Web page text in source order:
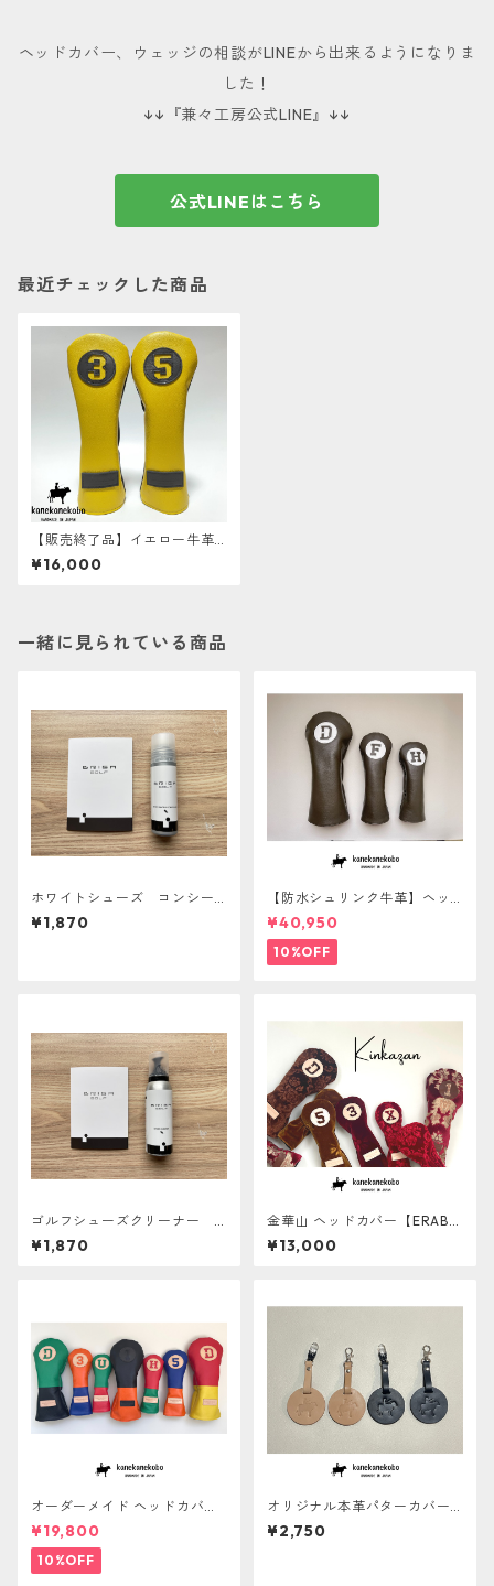
ヘッドカバー、ウェッジの相談がLINEから出来るようになりま
した！
↓↓『兼々工房公式LINE』↓↓
公式LINEはこちら
最近チェックした商品
【販売終了品】イエロー牛革×
ブラック牛革 フェアウェイ
ウッド
¥16,000
一緒に見られている商品
ホワイトシューズ コンシー
ラー BRIGA GOLF
¥1,870
【防水シュリンク牛革】ヘッ
ドカバー３点セット ☆あと
から名入れサービス対象☆
¥40,950
10%OFF
ゴルフシューズクリーナー B
RIGA GOLF
¥1,870
金華山 ヘッドカバー【ERABE
RU】
¥13,000
オーダーメイド ヘッドカバー
『Bicolor Leather』イタリア
産牛革【ERABERU】
¥19,800
10%OFF
オリジナル本革パターカバー
キャッチャー
¥2,750